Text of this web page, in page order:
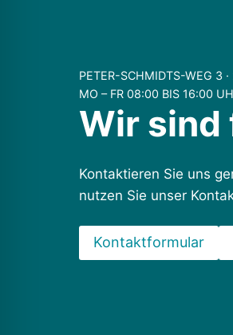
PETER-SCHMIDTS-WEG 3
MO – FR 08:00 BIS 16:00
Wir sind
Kontaktieren Sie uns
nutzen Sie unser
Kontaktformular